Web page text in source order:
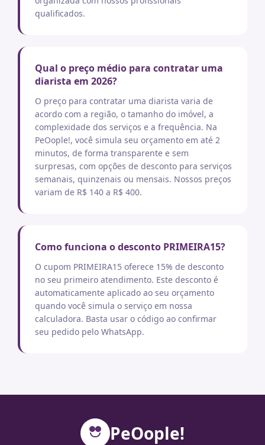
qualificados.
Qual o preço médio para contratar uma
diarista em 2026?
O preço para contratar uma diarista varia de
acordo com a região, o tamanho do imóvel, a
complexidade dos serviços e a frequência. Na
PeOople!, você simula seu orçamento em até 2
minutos, de forma transparente e sem
surpresas, com opções de desconto para serviços
semanais, quinzenais ou mensais. Nossos preços
variam de R$ 140 a R$ 400.
Como funciona o desconto PRIMEIRA15?
O cupom PRIMEIRA15 oferece 15% de desconto
no seu primeiro atendimento. Este desconto é
automaticamente aplicado ao seu orçamento
quando você simula o serviço em nossa
calculadora. Basta usar o código ao confirmar
seu pedido pelo WhatsApp.
PeOople!